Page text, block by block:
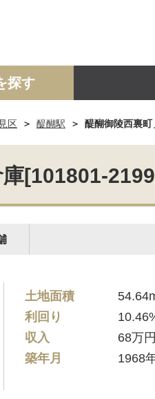
土地 事業投資用
探す
区 醍醐駅 醍醐御陵西裏
[101801-
土地面積
利回り
収入
68万
築年月
1968